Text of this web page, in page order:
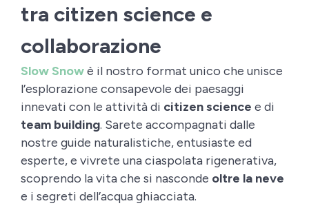
tra citizen science e
collaborazione
Slow Snowè il nostro format unico che unisce
l’esplorazione consapevole dei paesaggi
innevati con le attività di citizen science e di
team building. Sarete accompagnati dalle
nostre guide naturalistiche, entusiaste ed
esperte, e vivrete una ciaspolata rigenerativa,
scoprendo la vita che si nasconde oltre la neve
e i segreti dell’acqua ghiacciata.